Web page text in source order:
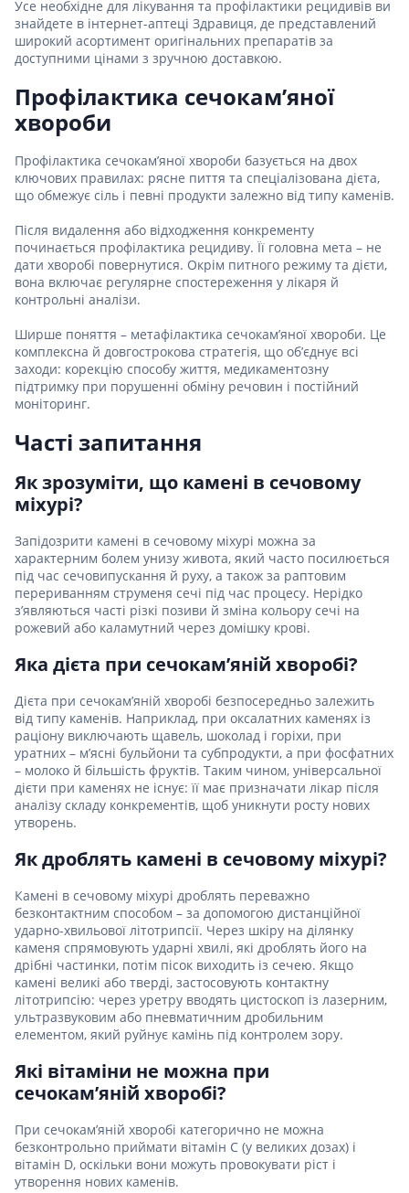
Усе необхідне для лікування та профілактики рецидивів ви
знайдете в інтернет-аптеці Здравиця, де представлений
широкий асортимент оригінальних препаратів за
доступними цінами з зручною доставкою.
Профілактика сечокам’яної
хвороби
Профілактика сечокам’яної хвороби базується на двох
ключових правилах: рясне пиття та спеціалізована дієта,
що обмежує сіль і певні продукти залежно від типу каменів.
Після видалення або відходження конкременту
починається профілактика рецидиву. Її головна мета – не
дати хворобі повернутися. Окрім питного режиму та дієти,
вона включає регулярне спостереження у лікаря й
контрольні аналізи.
Ширше поняття – метафілактика сечокам’яної хвороби. Це
комплексна й довгострокова стратегія, що об’єднує всі
заходи: корекцію способу життя, медикаментозну
підтримку при порушенні обміну речовин і постійний
моніторинг.
Часті запитання
Як зрозуміти, що камені в сечовому
міхурі?
Запідозрити камені в сечовому міхурі можна за
характерним болем унизу живота, який часто посилюється
під час сечовипускання й руху, а також за раптовим
перериванням струменя сечі під час процесу. Нерідко
з’являються часті різкі позиви й зміна кольору сечі на
рожевий або каламутний через домішку крові.
Яка дієта при сечокам’яній хворобі?
Дієта при сечокам’яній хворобі безпосередньо залежить
від типу каменів. Наприклад, при оксалатних каменях із
раціону виключають щавель, шоколад і горіхи, при
уратних – м’ясні бульйони та субпродукти, а при фосфатних
– молоко й більшість фруктів. Таким чином, універсальної
дієти при каменях не існує: її має призначати лікар після
аналізу складу конкрементів, щоб уникнути росту нових
утворень.
Як дроблять камені в сечовому міхурі?
Камені в сечовому міхурі дроблять переважно
безконтактним способом – за допомогою дистанційної
ударно-хвильової літотрипсії. Через шкіру на ділянку
каменя спрямовують ударні хвилі, які дроблять його на
дрібні частинки, потім пісок виходить із сечею. Якщо
камені великі або тверді, застосовують контактну
літотрипсію: через уретру вводять цистоскоп із лазерним,
ультразвуковим або пневматичним дробильним
елементом, який руйнує камінь під контролем зору.
Які вітаміни не можна при
сечокам’яній хворобі?
При сечокам’яній хворобі категорично не можна
безконтрольно приймати вітамін С (у великих дозах) і
вітамін D, оскільки вони можуть провокувати ріст і
утворення нових каменів.